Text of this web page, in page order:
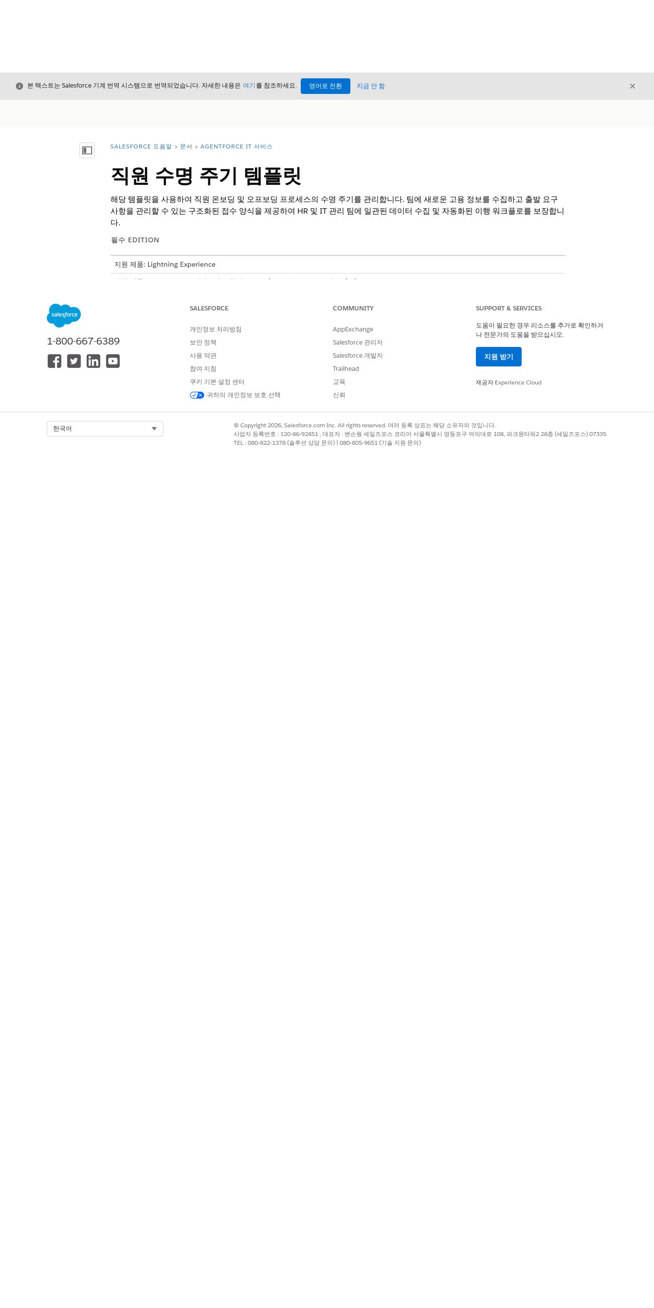
닫기본 텍스트는 Salesforce 기계 번역 시스템으로 번역되었습니다. 자세한 내용은 여기 를 참조하세요. 영어로 전환 지금 안 함 닫기
목차 표시 위치:
SALESFORCE 도움말 문서 AGENTFORCE IT 서비스
직원 수명 주기 템플릿
해당 템플릿을 사용하여 직원 온보딩 및 오프보딩 프로세스의 수명 주기를 관리합니다. 팀에 새로운 고용 정보를 수집하고 출발 요구
사항을 관리할 수 있는 구조화된 접수 양식을 제공하여 HR 및 IT 관리 팀에 일관된 데이터 수집 및 자동화된 이행 워크플로를 보장합니
다.
필수 EDITION
지원 제품: Lightning Experience
지원 제품: Agentforce IT 서비스가 포함된
Enterprise 및 Unlimited
이 템플릿을 배포하여 종단간 직원 온보딩 워크플로를 표준화합니다. 이 기본 서비스 요청을 사용하여 여러 부서 서비스 요청을 오케스트레이션합
이 템플릿을 배포하여 종단간 직원 오프보딩 워크플로를 표준화합니다. 이 기본 서비스 요청을 사용하여 여러 부서 서비스 요청을 오케스트레이션
예 아니요
1-800-667-6389
SALESFORCE
개인정보 처리방침
보안 정책
사용 약관
참여 지침
쿠키 기본 설정 센터
귀하의 개인정보 보호 선택
COMMUNITY
AppExchange
Salesforce 관리자
Salesforce 개발자
Trailhead
교육
신뢰
SUPPORT & SERVICES
도움이 필요한 경우 리소스를 추가로 확인하거
나 전문가의 도움을 받으십시오.
지원 받기
제공자 Experience Cloud
한국어
© Copyright 2026, Salesforce.com Inc. All rights reserved. 여러 등록 상표는 해당 소유자의 것입니다.
사업자 등록번호 : 120-86-92851 , 대표자 : 벤슨웡 세일즈포스 코리아 서울특별시 영등포구 여의대로 108, 파크원타워2 28층 (세일즈포스) 07335
TEL : 080-822-1378 (솔루션 상담 문의) | 080-805-9651 (기술 지원 문의)